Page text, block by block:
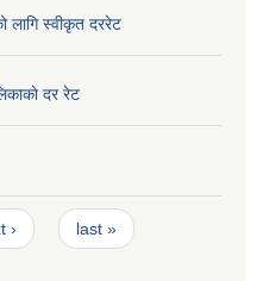
लागि स्वीकृत दररेट
दर रेट
› last »